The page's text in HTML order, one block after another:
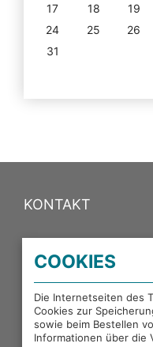
17
18 19
24
25 26
31
KONTAKT
PORTALE DES
EXTERNE LINKS
COOKIES
Die Internetseiten des
Cookies zur
sowie beim Bestellen
Informationen über die